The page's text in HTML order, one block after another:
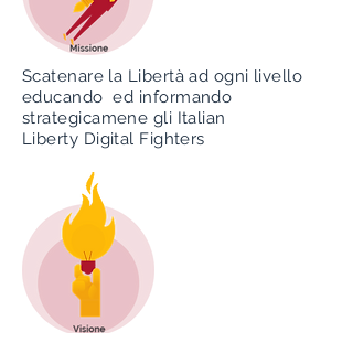
Scatenare la Libertà ad ogni livello
educando ed informando
strategicamene gli Italian
Liberty Digital Fighters